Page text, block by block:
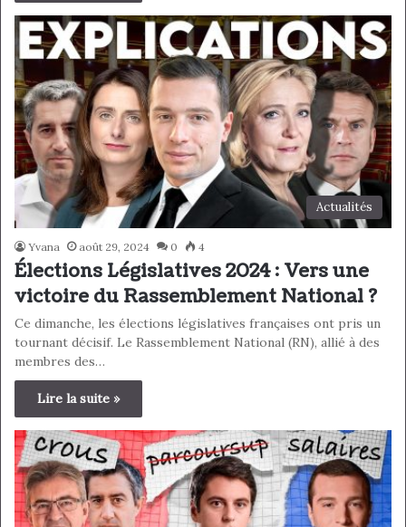
Actualités
Yvana août 29, 2024 0 4
Élections Législatives 2024 : Vers une
victoire du Rassemblement National ?
Ce dimanche, les élections législatives françaises ont pris un
tournant décisif. Le Rassemblement National (RN), allié à des
membres des…
Lire la suite »